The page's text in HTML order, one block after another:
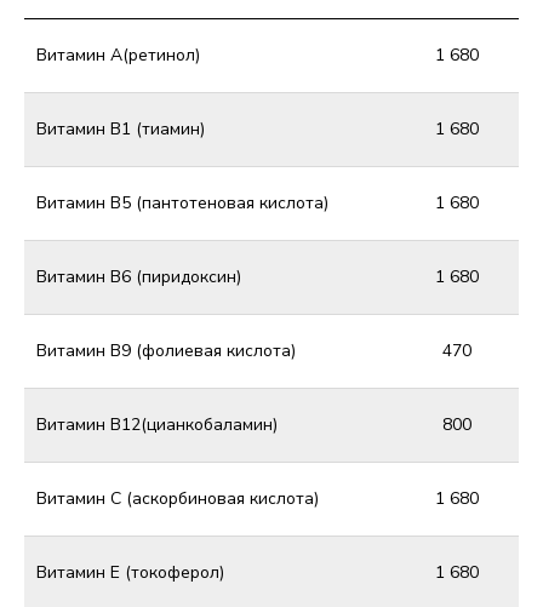
Витамин А(ретинол) 1 680
Витамин В1 (тиамин) 1 680
Витамин В5 (пантотеновая кислота) 1 680
Витамин В6 (пиридоксин) 1 680
Витамин В9 (фолиевая кислота) 470
Витамин В12(цианкобаламин) 800
Витамин С (аскорбиновая кислота) 1 680
Витамин Е (токоферол) 1 680